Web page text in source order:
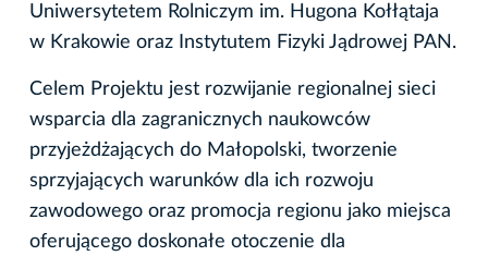
Uniwersytetem Rolniczym im. Hugona Kołłątaja
w Krakowie oraz Instytutem Fizyki Jądrowej PAN.
Celem Projektu jest rozwijanie regionalnej sieci
wsparcia dla zagranicznych naukowców
przyjeżdżających do Małopolski, tworzenie
sprzyjających warunków dla ich rozwoju
zawodowego oraz promocja regionu jako miejsca
oferującego doskonałe otoczenie dla